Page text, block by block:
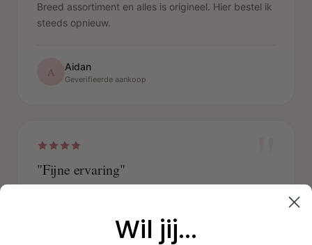
Breed assortiment en alles is origineel. Hier bestel ik
steeds opnieuw.
A Aidan
Geverifieerde aankoop
"Fijne ervaring"
Wil jij...